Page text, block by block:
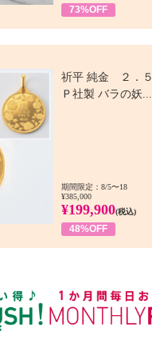
73%OFF
祈平 純金 ２．
Ｐ社製 バラの妖...
期間限定：8/5〜18
¥385,000
¥199,900(税込)
48%OFF